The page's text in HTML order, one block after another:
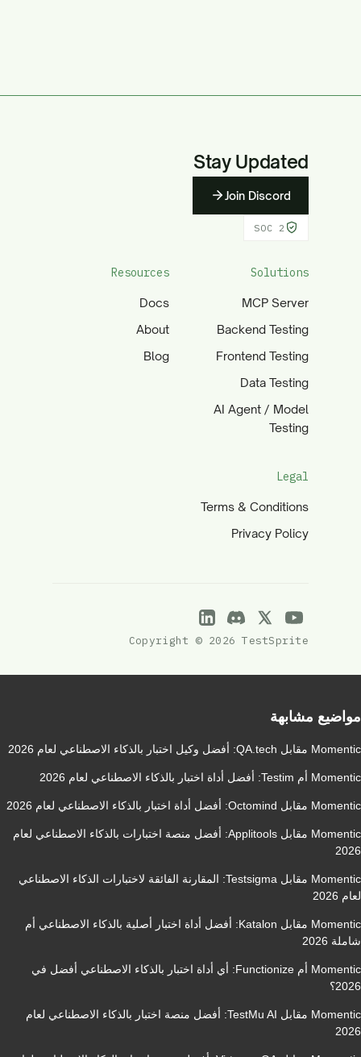
Stay Updated
Join Discord
SOC 2
Solutions
MCP Server
Backend Testing
Frontend Testing
Data Testing
AI Agent / Model
Testing
Resources
Docs
About
Blog
Legal
Terms & Conditions
Privacy Policy
Copyright © 2026 TestSprite
مواضيع مشابهة
Momentic مقابل QA.tech: أفضل وكيل اختبار بالذكاء الاصطناعي لعام 2026
Momentic أم Testim: أفضل أداة اختبار بالذكاء الاصطناعي لعام 2026
Momentic مقابل Octomind: أفضل أداة اختبار بالذكاء الاصطناعي لعام 2026
Momentic مقابل Applitools: أفضل منصة اختبارات بالذكاء الاصطناعي لعام
2026
Momentic مقابل Testsigma: المقارنة الفائقة لاختبارات الذكاء الاصطناعي
لعام 2026
Momentic مقابل Katalon: أفضل أداة اختبار أصلية بالذكاء الاصطناعي أم
شاملة 2026
Momentic أم Functionize: أي أداة اختبار بالذكاء الاصطناعي أفضل في
2026؟
Momentic مقابل TestMu AI: أفضل منصة اختبار بالذكاء الاصطناعي لعام
2026